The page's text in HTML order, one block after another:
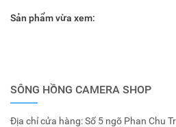
Sản phẩm vừa xem:
SÔNG HỒNG CAMERA SHOP
Địa chỉ cửa hàng: Số 5 ngõ Phan Chu